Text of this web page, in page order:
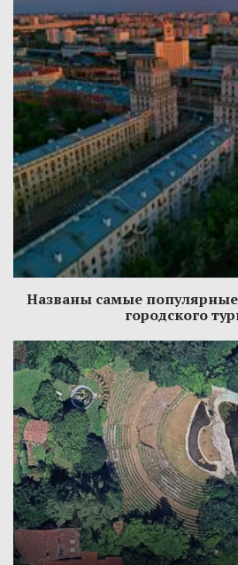
Названы самые
городского